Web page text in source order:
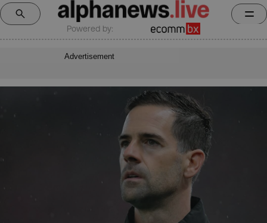
Powered by:
Advertisement